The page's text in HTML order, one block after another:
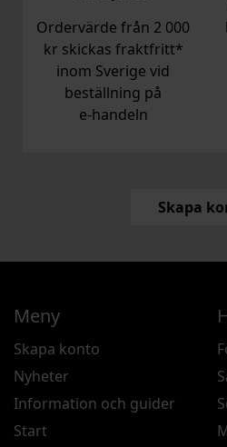
Ordervärde från 2 000
kr skickas fraktfritt*
inom Sverige vid
beställning på
e‑handeln
Skapa
Meny
Skapa konto
Nyheter
Information och guider
Start